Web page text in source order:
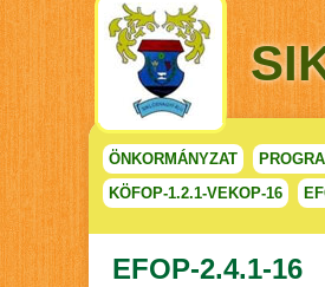
ÖNKORMÁNYZAT
KÖFOP-1.2.1-VEKOP-16
EFOP-2.4.1-16